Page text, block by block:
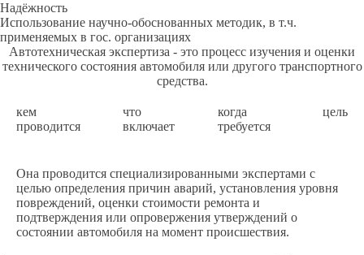
Надёжность
Использование научно-обоснованных методик, в т.ч.
применяемых в гос. организациях
Автотехническая экспертиза - это процесс изучения и оценки
технического состояния автомобиля или другого транспортного
средства.
кем
проводится
что
включает
когда
требуется
цель
Она проводится специализированными экспертами с
целью определения причин аварий, установления уровня
повреждений, оценки стоимости ремонта и
подтверждения или опровержения утверждений о
состоянии автомобиля на момент происшествия.